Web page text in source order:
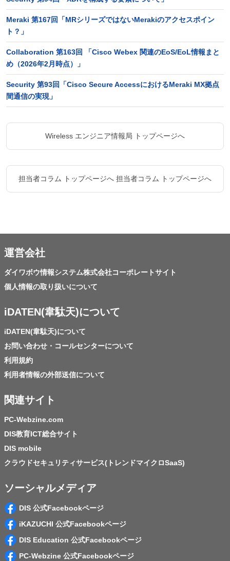
Meraki 第167回「MRシリーズではないMerakiのアクセスポイン
ト？」
Collaboration 第163回 「Cisco Webex 関連のEoS/EoL情報まと
め（2026年2月時点）」
Security 第93回「Cisco Secure AccessにおけるMeraki MX拠点
間通信の実現」
Wireless エンジニア情報局 トップページへ
担当者コラム トップページへ 担当者コラム トップページへ
運営会社
ダイワボウ情報システム株式会社コーポレートサイト
個人情報の取り扱いについて
iDATEN(韋駄天)について
iDATEN(韋駄天)について
お問い合わせ・コールセンターについて
利用規約
利用者情報の外部送信について
関連サイト
PC-Webzine.com
DIS教育ICT総合サイト
DIS mobile
クラウドセキュリティサービス(トレンドマイクロSaaS)
ソーシャルメディア
DIS 公式Facebookページ
iKAZUCHI 公式Facebookページ
DIS Education 公式Facebookページ
PC-Webzine 公式Facebookページ